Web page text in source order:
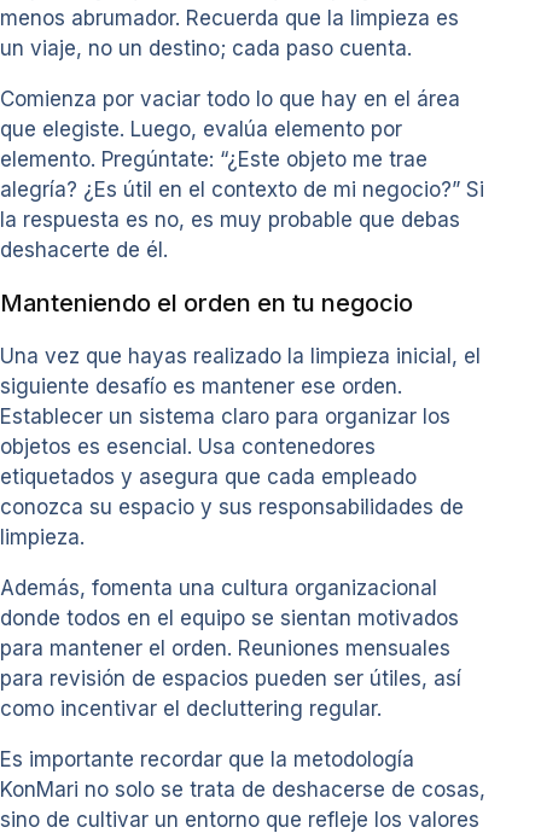
menos abrumador. Recuerda que la limpieza es
un viaje, no un destino; cada paso cuenta.
Comienza por vaciar todo lo que hay en el área
que elegiste. Luego, evalúa elemento por
elemento. Pregúntate: “¿Este objeto me trae
alegría? ¿Es útil en el contexto de mi negocio?” Si
la respuesta es no, es muy probable que debas
deshacerte de él.
Manteniendo el orden en tu negocio
Una vez que hayas realizado la limpieza inicial, el
siguiente desafío es mantener ese orden.
Establecer un sistema claro para organizar los
objetos es esencial. Usa contenedores
etiquetados y asegura que cada empleado
conozca su espacio y sus responsabilidades de
limpieza.
Además, fomenta una cultura organizacional
donde todos en el equipo se sientan motivados
para mantener el orden. Reuniones mensuales
para revisión de espacios pueden ser útiles, así
como incentivar el decluttering regular.
Es importante recordar que la metodología
KonMari no solo se trata de deshacerse de cosas,
sino de cultivar un entorno que refleje los valores